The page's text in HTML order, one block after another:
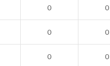
0 0
0 0
0 0